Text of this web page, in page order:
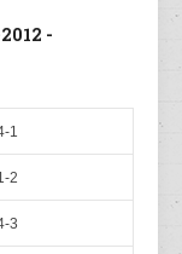
-
1
2
3